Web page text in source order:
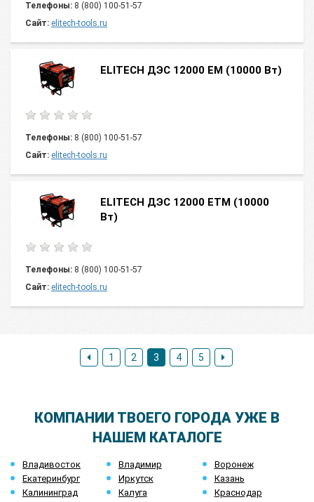
Телефоны: 8 (800) 100-51-57
Сайт: elitech-tools.ru
ELITECH ДЭС 12000 ЕM (10000 Вт)
Телефоны: 8 (800) 100-51-57
Сайт: elitech-tools.ru
ELITECH ДЭС 12000 ЕТМ (10000
Вт)
Телефоны: 8 (800) 100-51-57
Сайт: elitech-tools.ru
1 2 3 4 5
КОМПАНИИ ТВОЕГО ГОРОДА УЖЕ В
НАШЕМ КАТАЛОГЕ
Владивосток Владимир
Воронеж
Екатеринбург
Иркутск
Казань
Калининград
Калуга
Краснодар